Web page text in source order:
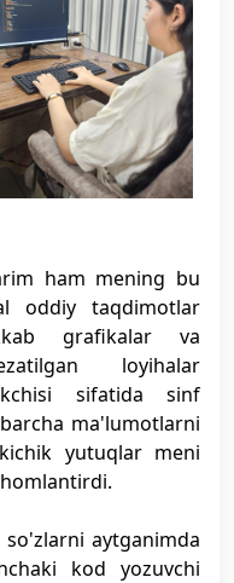
ham mening bu
oddiy taqdimotlar
grafikalar va
loyihalar
sifatida sinf
ma'lumotlarni
yutuqlar meni
aytganimda
kod yozuvchi